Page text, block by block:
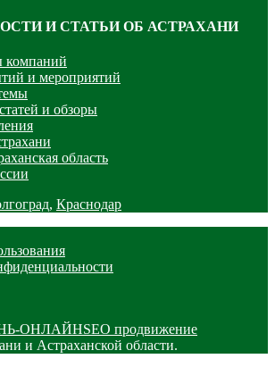
И СТАТЬИ ОБ АСТРАХАНИ
компаний
и мероприятий
и обзоры
область
, Краснодар
ОНЛАЙНSEO продвижение
и Астраханской области.